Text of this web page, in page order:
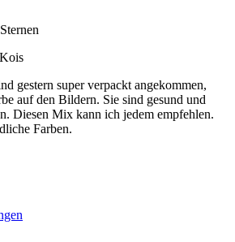
gestern super verpackt angekommen,
auf den Bildern. Sie sind gesund und
Diesen Mix kann ich jedem empfehlen.
Farben.